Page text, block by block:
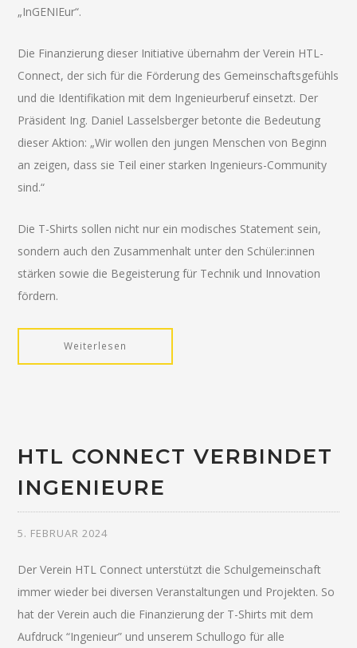
„InGENIEur“.
Die Finanzierung dieser Initiative übernahm der Verein HTL-
Connect, der sich für die Förderung des Gemeinschaftsgefühls
und die Identifikation mit dem Ingenieurberuf einsetzt. Der
Präsident Ing. Daniel Lasselsberger betonte die Bedeutung
dieser Aktion: „Wir wollen den jungen Menschen von Beginn
an zeigen, dass sie Teil einer starken Ingenieurs-Community
sind.“
Die T-Shirts sollen nicht nur ein modisches Statement sein,
sondern auch den Zusammenhalt unter den Schüler:innen
stärken sowie die Begeisterung für Technik und Innovation
fördern.
Weiterlesen
HTL CONNECT VERBINDET
INGENIEURE
5. FEBRUAR 2024
Der Verein HTL Connect unterstützt die Schulgemeinschaft
immer wieder bei diversen Veranstaltungen und Projekten. So
hat der Verein auch die Finanzierung der T-Shirts mit dem
Aufdruck “Ingenieur” und unserem Schullogo für alle